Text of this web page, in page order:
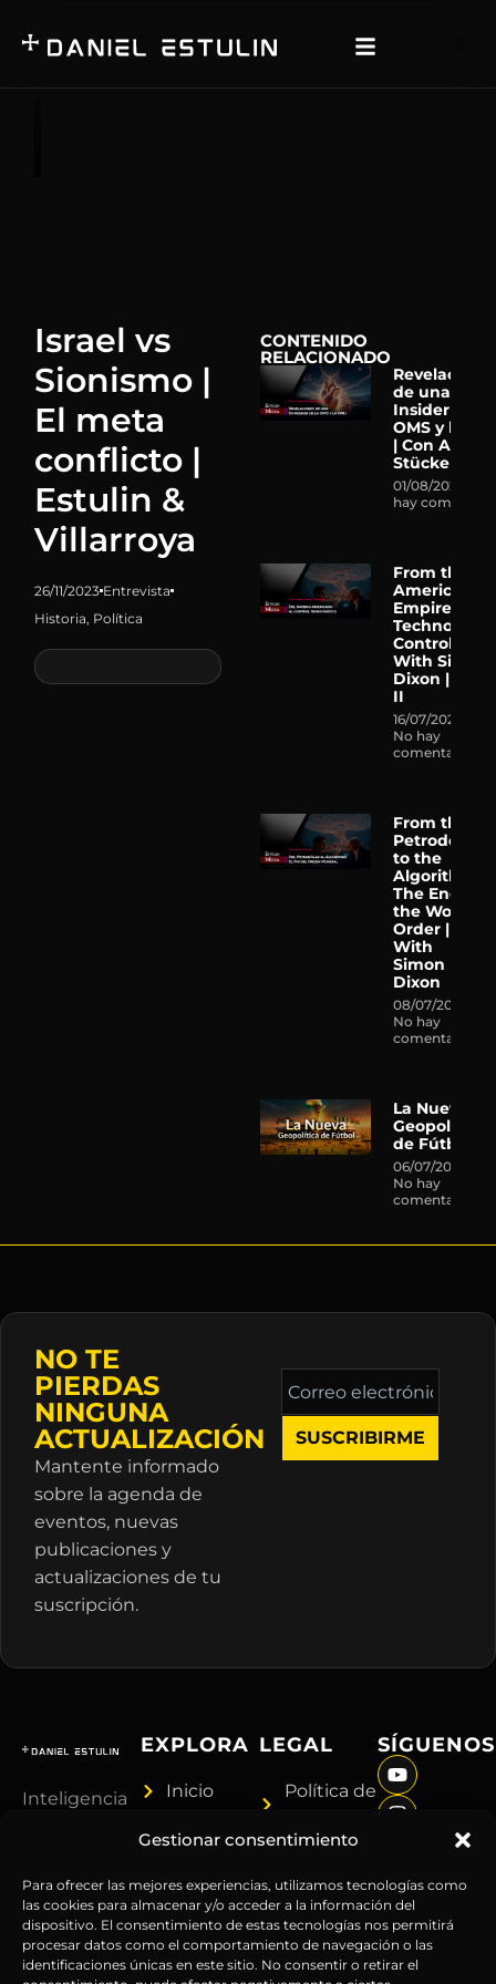
Gestionar consentimiento
Para ofrecer las mejores experiencias, utilizamos tecnologías como
las cookies para almacenar y/o acceder a la información del
dispositivo. El consentimiento de estas tecnologías nos permitirá
procesar datos como el comportamiento de navegación o las
identificaciones únicas en este sitio. No consentir o retirar el
Israel vs
Sionismo |
El meta
conflicto |
Estulin &
Villarroya
26/11/2023 Entrevista
Historia, Política
CONTENIDO
RELACIONADO
de una Ex-
Insider de la
OMS y la
| Con Astrid
01/08/2026
hay
From the
American
Empire to
Control |
With Simon
Dixon | Part
II
16/07/2026
No hay
comentarios
From the
Petrodollar
to the
Algorithm:
The End of
the World
Order |
With
Simon
Dixon
08/07/2026
No hay
comentarios
La Nueva
Geopolítica
de Fútbol
06/07/2026
No hay
comentarios
NO TE
PIERDAS
NINGUNA
ACTUALIZACIÓN
Mantente informado
sobre la agenda de
eventos, nuevas
publicaciones y
actualizaciones de tu
suscripción.
Correo
electrónico
*
Inteligencia
Anticipándonos
a los
acontecimientos
globales
EXPLORA
Inicio
Daniel
Suscripciones
Webinars
Contacto
LEGAL
Política de
Términos y
Aviso
Legal
Advertencia
SÍGUENOS